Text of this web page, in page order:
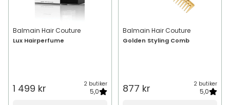
Balmain Hair Couture
Lux Hairperfume
1 499 kr 2 butiker
5,0
Balmain Hair Couture
Golden Styling Comb
877 kr 2 butiker
5,0